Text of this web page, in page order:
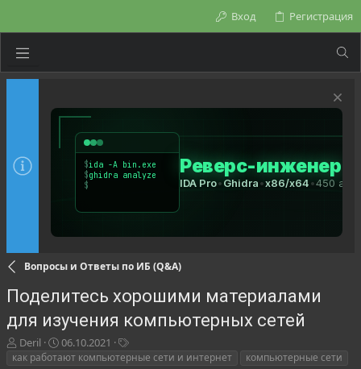
Вход Регистрация
Вопросы и Ответы по ИБ (Q&A)
Поделитесь хорошими материалами
для изучения компьютерных сетей
А
в
Deril
Д
а
06.10.2021
Т
е
как работают компьютерные сети и интернет компьютерные сети